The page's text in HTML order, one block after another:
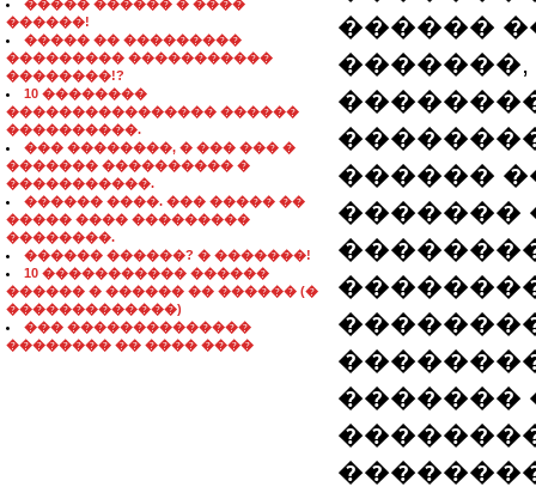
����� ������ � ����
������!
����� �� ���������
��������� �����������
��������!?
10 ��������
���������������� ������
����������.
��� ��������, � ��� ��� �
������� ���������� �
�����������.
������ ����. ��� ����� ��
����� ���� ���������
��������.
������ ������? � �������!
10 ����������� ������
������ � ������ �� ������ (�
�������������)
��� ��������������
�������� �� ���� ����
������
�������,
������
�������
�������